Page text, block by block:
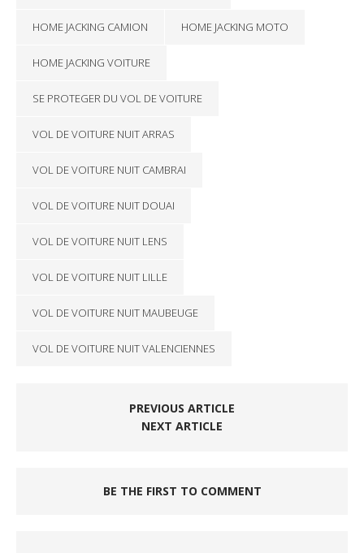
HOME JACKING CAMION HOME JACKING MOTO
HOME JACKING VOITURE
SE PROTEGER DU VOL DE VOITURE
VOL DE VOITURE NUIT ARRAS
VOL DE VOITURE NUIT CAMBRAI
VOL DE VOITURE NUIT DOUAI
VOL DE VOITURE NUIT LENS
VOL DE VOITURE NUIT LILLE
VOL DE VOITURE NUIT MAUBEUGE
VOL DE VOITURE NUIT VALENCIENNES
PREVIOUS ARTICLE
NEXT ARTICLE
BE THE FIRST TO COMMENT